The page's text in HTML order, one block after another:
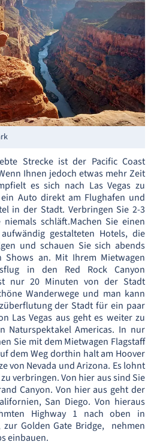
Strecke ist der Pacific Coast
Ihnen jedoch etwas mehr Zeit
es sich nach Las Vegas zu
Auto direkt am Flughafen und
in der Stadt. Verbringen Sie 2-3
schläft.Machen Sie einen
gestalteten Hotels, die
und schauen Sie sich abends
Shows an. Mit Ihrem Mietwagen
in den Red Rock Canyon
nur 20 Minuten von der Stadt
Wanderwege und man kann
der Stadt für ein paar
Las Vegas aus geht es weiter zu
Naturspektakel Americas. In nur
Sie mit dem Mietwagen Flagstaff
dem Weg dorthin halt am Hoover
von Nevada und Arizona. Es lohnt
verbringen. Von hier aus sind Sie
Canyon. Von hier aus geht der
San Diego. Von hieraus
Highway 1 nach oben in
zur Golden Gate Bridge, nehmen
einbauen.